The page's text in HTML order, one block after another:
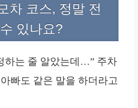
차 코스, 정말 전
있나요?
하는 줄 알았는데…” 주차
빠도 같은 말을 하더라고